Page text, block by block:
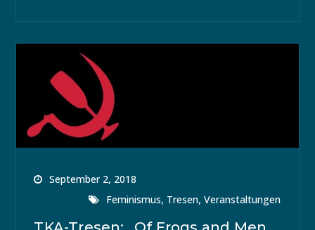
September 2, 2018
Feminismus, Tresen,Veranstaltungen